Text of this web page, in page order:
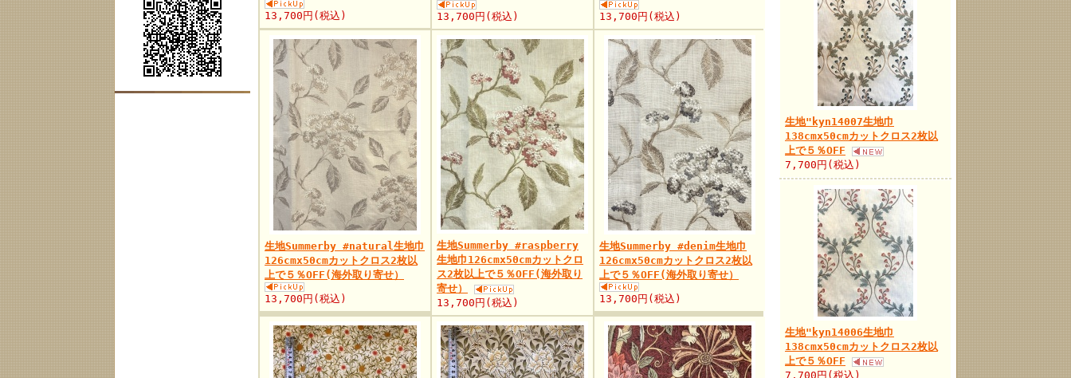
13,700円(税込)
13,700円(税込)
13,700円(税込)
生地Summerby #natural生地巾
126cmx50cmカットクロス2枚以
上で５％OFF(海外取り寄せ）
13,700円(税込)
生地Summerby #raspberry
生地巾126cmx50cmカットクロ
ス2枚以上で５％OFF(海外取り
寄せ）
13,700円(税込)
生地Summerby #denim生地巾
126cmx50cmカットクロス2枚以
上で５％OFF(海外取り寄せ）
13,700円(税込)
生地"kyn14007生地巾
138cmx50cmカットクロス2枚以
上で５％OFF
7,700円(税込)
生地"kyn14006生地巾
138cmx50cmカットクロス2枚以
上で５％OFF
7,700円(税込)